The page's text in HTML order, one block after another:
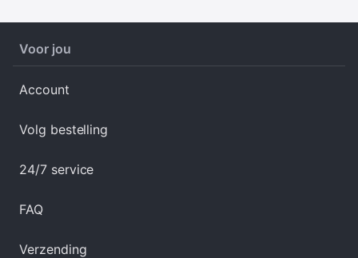
Voor jou
Account
Volg bestelling
24/7 service
FAQ
Verzending